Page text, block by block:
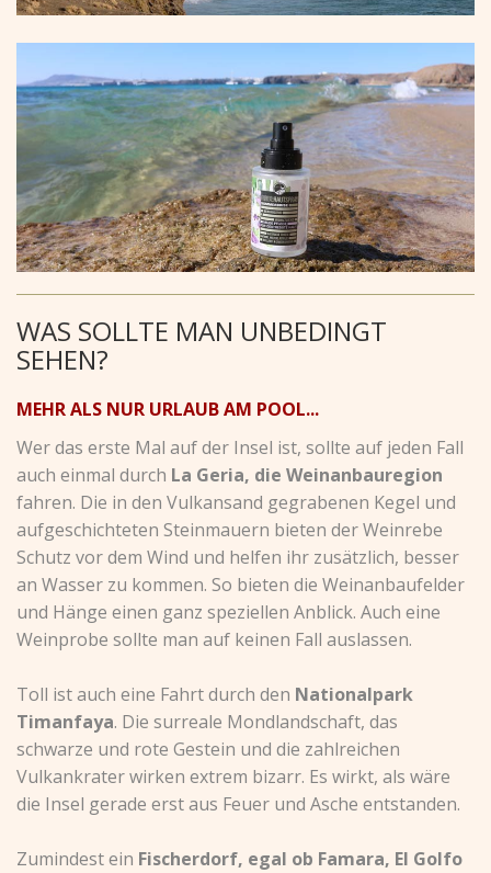
WAS SOLLTE MAN UNBEDINGT
SEHEN?
MEHR ALS NUR URLAUB AM POOL...
Wer das erste Mal auf der Insel ist, sollte auf jeden Fall
auch einmal durch La Geria, die Weinanbauregion
fahren. Die in den Vulkansand gegrabenen Kegel und
aufgeschichteten Steinmauern bieten der Weinrebe
Schutz vor dem Wind und helfen ihr zusätzlich, besser
an Wasser zu kommen. So bieten die Weinanbaufelder
und Hänge einen ganz speziellen Anblick. Auch eine
Weinprobe sollte man auf keinen Fall auslassen.
Toll ist auch eine Fahrt durch den Nationalpark
Timanfaya. Die surreale Mondlandschaft, das
schwarze und rote Gestein und die zahlreichen
Vulkankrater wirken extrem bizarr. Es wirkt, als wäre
die Insel gerade erst aus Feuer und Asche entstanden.
Zumindest ein Fischerdorf, egal ob Famara, El Golfo